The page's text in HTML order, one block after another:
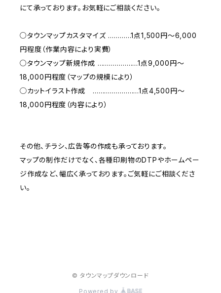
にて承っております。お気軽にご相談ください。
○タウンマップカスタマイズ …………1点1,500円〜6,000
円程度（作業内容により実費）
○タウンマップ新規作成 …………………1点9,000円〜
18,000円程度（マップの規模により）
◯カットイラスト作成 ……………………1点4,500円〜
18,000円程度（内容により）
その他、チラシ、広告等の作成も承っております。
マップの制作だけでなく、各種印刷物のDTPやホームペー
ジ作成など、幅広く承っております。ご気軽にご相談くださ
い。
© タウンマップダウンロード
Powered by